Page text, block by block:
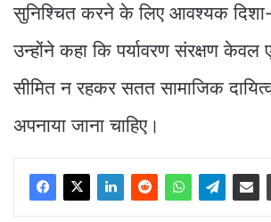
सुनिश्चित करने के लिए आवश्यक दिशा-
उन्होंने कहा कि पर्यावरण संरक्षण
सीमित न रहकर सतत सामाजिक
अपनाया जाना चाहिए।